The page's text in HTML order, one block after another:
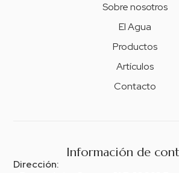
Sobre nosotros
El Agua
Productos
Artículos
Contacto
Información de
Dirección: